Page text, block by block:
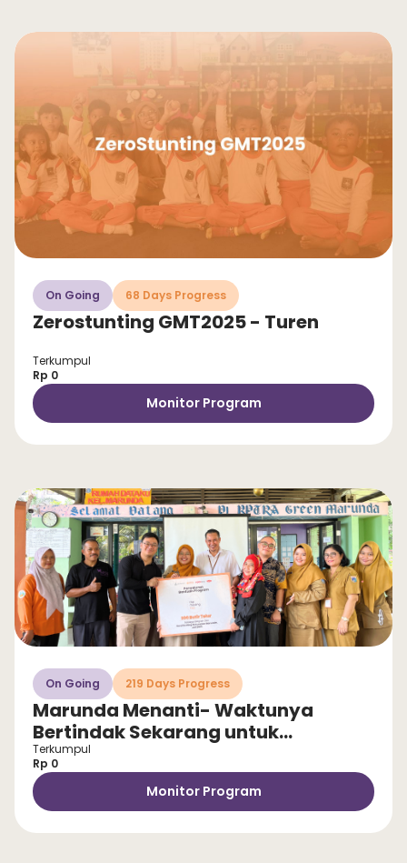
On Going 68 Days Progress
Zerostunting GMT2025 - Turen
Terkumpul
Rp 0
Monitor Program
On Going 219 Days Progress
Marunda Menanti- Waktunya
Bertindak Sekarang untuk
Selamatkan Anak dari Stunting!
Terkumpul
Rp 0
Monitor Program